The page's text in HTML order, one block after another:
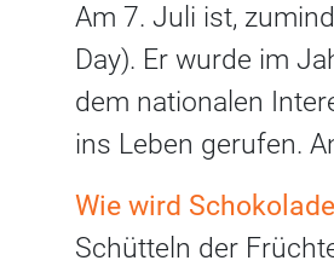
Am 7. Juli ist,
Day). Er wurde im
dem nationalen
ins Leben gerufen.
Wie wird
Schütteln der